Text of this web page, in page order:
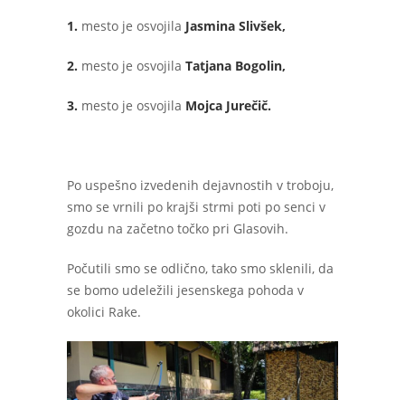
1. mesto je osvojila Jasmina Slivšek,
2. mesto je osvojila Tatjana Bogolin,
3. mesto je osvojila Mojca Jurečič.
Po uspešno izvedenih dejavnostih v troboju,
smo se vrnili po krajši strmi poti po senci v
gozdu na začetno točko pri Glasovih.
Počutili smo se odlično, tako smo sklenili, da
se bomo udeležili jesenskega pohoda v
okolici Rake.